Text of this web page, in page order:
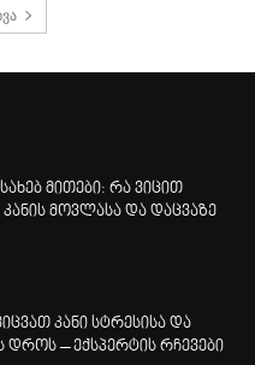
მითები: რა ვიცით
მოვლასა და დაცვაზე
კანი სტრესისა და
დროს – ექსპერტის რჩევები